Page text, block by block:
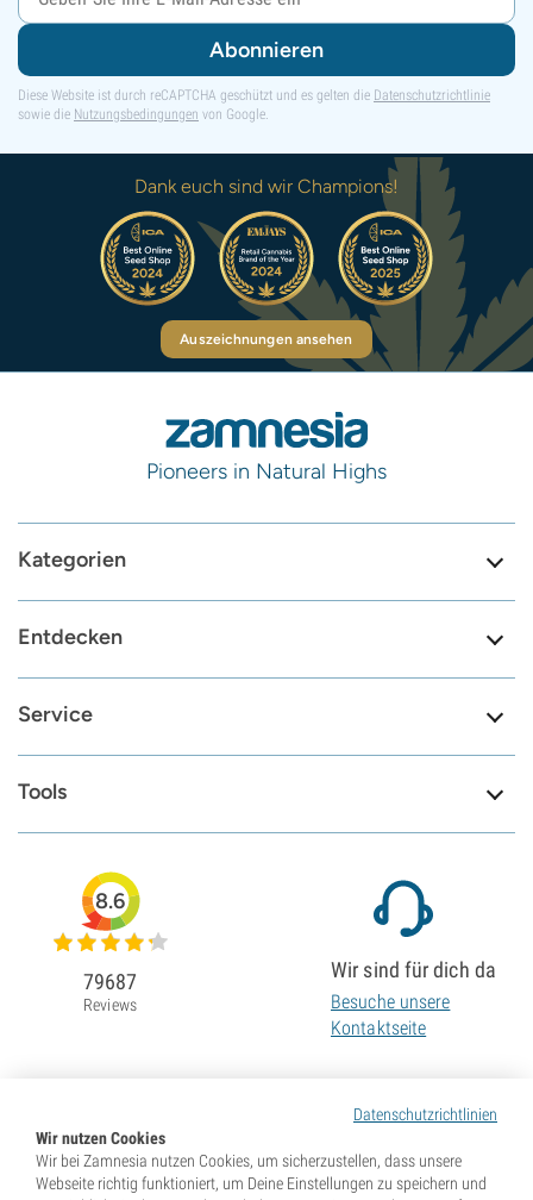
Abonnieren
Diese Website ist durch reCAPTCHA geschützt und es gelten die Datenschutzrichtlinie
sowie die Nutzungsbedingungen von Google.
Dank euch sind wir Champions!
Auszeichnungen ansehen
Pioneers in Natural Highs
Kategorien
Entdecken
Service
Tools
Datenschutzrichtlinien
Wir nutzen Cookies
Wir bei Zamnesia nutzen Cookies, um sicherzustellen, dass unsere
Webseite richtig funktioniert, um Deine Einstellungen zu speichern und
8.6
79687
Reviews
Wir sind für dich da
Besuche unsere
Kontaktseite